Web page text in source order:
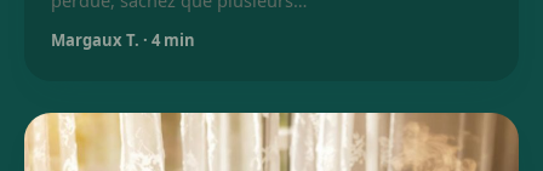
Margaux T. · 4 min